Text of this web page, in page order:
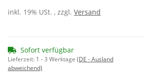
inkl. 19% USt. , zzgl. Versand
Sofort verfügbar
Lieferzeit: 1 - 3 Werktage (DE - Ausland
abweichend)